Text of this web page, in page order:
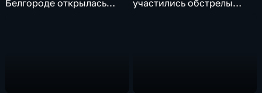
Белгороде открылась
участились обстрелы